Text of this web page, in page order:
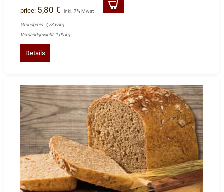
price: 5,80 € inkl. 7% Mwst
Grundpreis: 7,73 €/kg
Versandgewicht: 1,00 kg
Details